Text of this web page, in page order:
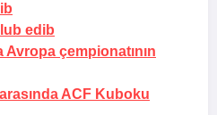
edib
çempionatının
ACF Kuboku